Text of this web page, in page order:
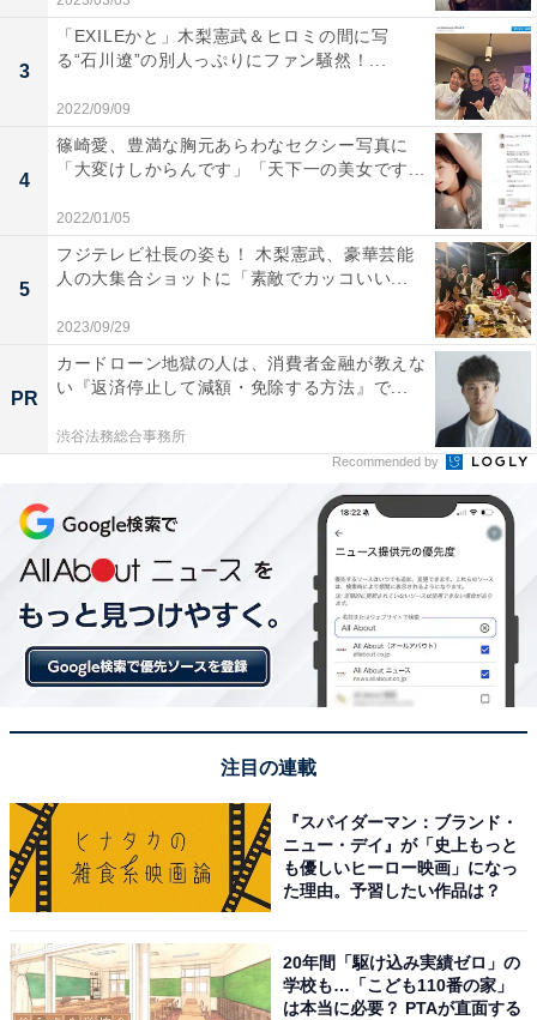
3
「EXILEかと」木梨憲武＆ヒロミの間に写
る“石川遼”の別人っぷりにファン騒然！...
2022/09/09
4
篠崎愛、豊満な胸元あらわなセクシー写真に
「大変けしからんです」「天下一の美女です...
2022/01/05
5
フジテレビ社長の姿も！ 木梨憲武、豪華芸能
人の大集合ショットに「素敵でカッコいい...
2023/09/29
PR
カードローン地獄の人は、消費者金融が教えな
い『返済停止して減額・免除する方法』で...
渋谷法務総合事務所
Recommended by
注目の連載
『スパイダーマン：ブランド・
ニュー・デイ』が「史上もっと
も優しいヒーロー映画」になっ
た理由。予習したい作品は？
20年間「駆け込み実績ゼロ」の
学校も…「こども110番の家」
は本当に必要？ PTAが直面する